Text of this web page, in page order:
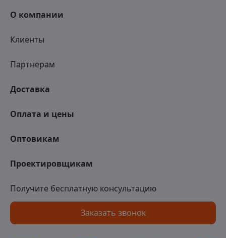
Получите бесплатную консультацию
Заказать звонок
О компании
Клиенты
Партнерам
Доставка
Оплата и цены
Оптовикам
Проектировщикам